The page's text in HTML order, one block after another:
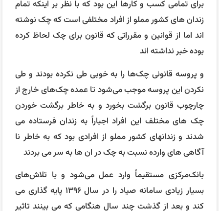
برای تمامی کسب و کارها این بود که با نظر بر اینکه تمام
زندان های کشور مملو از افراد مختلفی است که چک نوشته
اند اما از قوانین و مقرراتی که قانون برای چک لحاظ کرده
بوده خبر نداشته اند
و پروسه قانونی چک‌ها را به خوبی طی نکرده بودند و طی
نکردن این پروسه موجب می‌شود تا عمده چک‌های خارج از
چارچوب قانون برگشت بخورد و به خاطر برگشت خوردن
چک های مختلف این افراد اجباراً به زندان فرستاده می
شدند و زندانهای کشور مملو از افرادی بود که به خاطر نا
آگاهی های وارده نسبت به چک در ان ها به سر می بردند
بانک‌مرکزی مستقیماً وارد عمل می‌شود و با تلاش‌های
بسیار زیادی سامانه صیاد را در سال ۱۳۹۶ پایه گذاری می
کند و بعد از گذشت چند سال هنگامی که می بینند تاثیر